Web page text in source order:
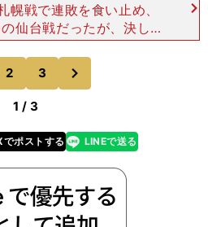
戦で連敗を食い止め、
仙台戦だったが、決して
ではなかったことを露呈
でも前半は悪くなかっ
とDF小
2 3
1 / 3
でポストする
line LINEで送る